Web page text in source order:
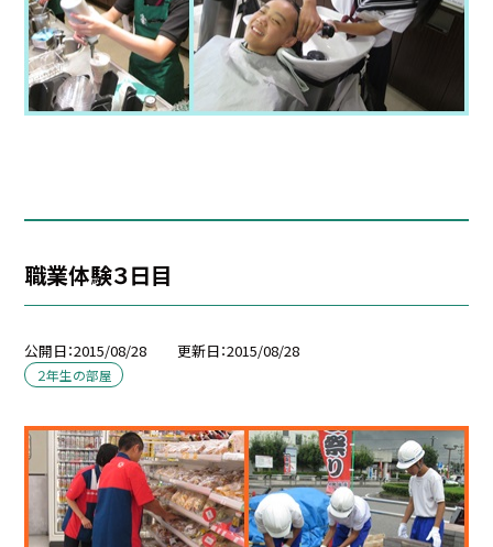
職業体験３日目
公開日 2015/08/28 更新日 2015/08/28
２年生の部屋